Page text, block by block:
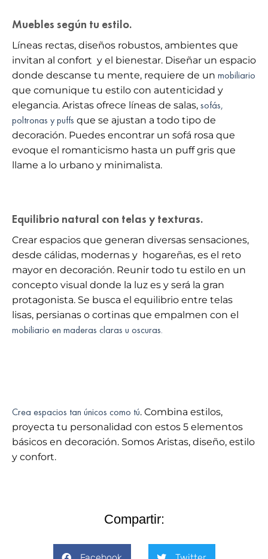
Muebles según tu estilo.
Líneas rectas, diseños robustos, ambientes que
invitan al confort y el bienestar. Diseñar un espacio
donde descanse tu mente, requiere de un mobiliario
que comunique tu estilo con autenticidad y
elegancia. Aristas ofrece líneas de salas, sofás,
poltronas y puffs que se ajustan a todo tipo de
decoración. Puedes encontrar un sofá rosa que
evoque el romanticismo hasta un puff gris que
llame a lo urbano y minimalista.
Equilibrio natural con telas y texturas.
Crear espacios que generan diversas sensaciones,
desde cálidas, modernas y hogareñas, es el reto
mayor en decoración. Reunir todo tu estilo en un
concepto visual donde la luz es y será la gran
protagonista. Se busca el equilibrio entre telas
lisas, persianas o cortinas que empalmen con el
mobiliario en maderas claras u oscuras.
Crea espacios tan únicos como tú. Combina estilos,
proyecta tu personalidad con estos 5 elementos
básicos en decoración. Somos Aristas, diseño, estilo
y confort.
Compartir: